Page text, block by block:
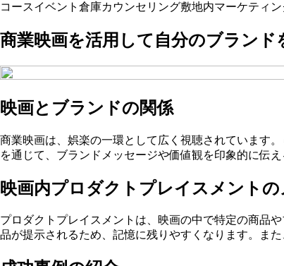
コースイベント 倉庫カウンセリング敷地内マーケティン
商業映画を活用して自分のブランド
映画とブランドの関係
商業映画は、娯楽の一環として広く視聴されています
を通じて、ブランドメッセージや価値観を印象的に伝え
映画内プロダクトプレイスメントの
プロダクトプレイスメントは、映画の中で特定の商品
品が提示されるため、記憶に残りやすくなります。ま